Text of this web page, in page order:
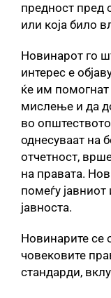
предност пред
или која било
Новинарот го
интерес е
ќе им
мислење и да
во
однесуваат на
отчетност,
на правата.
помеѓу
јавноста.
Новинарите се
човековите
стандарди,